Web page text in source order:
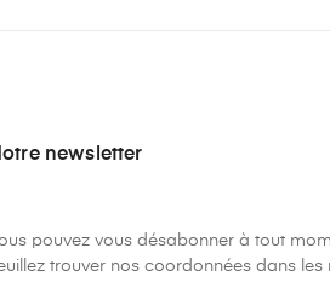
newsletter
pouvez vous désabonner à tout
trouver nos coordonnées dans les